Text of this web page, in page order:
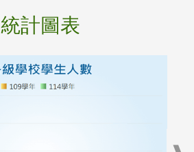
統計圖表